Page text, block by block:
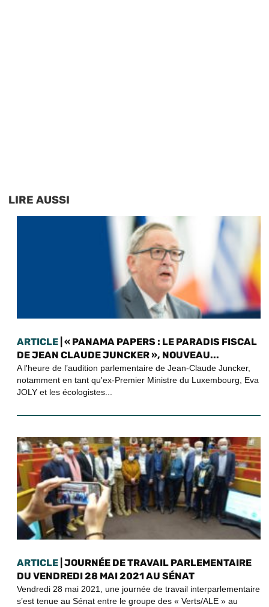
LIRE AUSSI
ARTICLE | « PANAMA PAPERS : LE PARADIS FISCAL
DE JEAN CLAUDE JUNCKER », NOUVEAU...
A l'heure de l’audition parlementaire de Jean-Claude Juncker,
notamment en tant qu'ex-Premier Ministre du Luxembourg, Eva
JOLY et les écologistes...
ARTICLE | JOURNÉE DE TRAVAIL PARLEMENTAIRE
DU VENDREDI 28 MAI 2021 AU SÉNAT
Vendredi 28 mai 2021, une journée de travail interparlementaire
s’est tenue au Sénat entre le groupe des « Verts/ALE » au